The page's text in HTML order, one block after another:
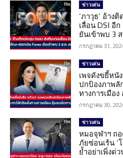
ข่าวเด่น
‘ภาวุธ’ อ้าง
เลื่อน DSI อี
ยันเข้าพบ 3
กรกฎาคม 31,
ข่าวเด่น
เพจดังขยี้หนั
ปกป้องภาพ
ทางการเมือ
กรกฎาคม 30,
ข่าวเด่น
หมอจุฬาฯ ถอ
ภัยซ่อนเร้น ‘
ย้ำอย่าเพิ่งด่